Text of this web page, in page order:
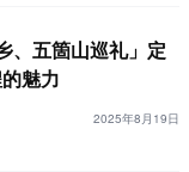
、五箇山巡礼」定
魅力
2025年8月19日